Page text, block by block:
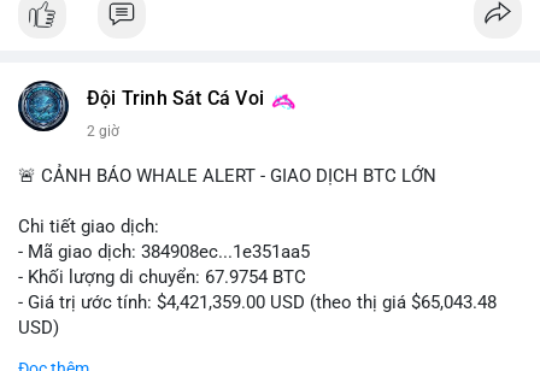
📰 Nguồn: Cointelegraph
Đội Trinh Sát Cá Voi
2 giờ
🚨 CẢNH BÁO WHALE ALERT - GIAO DỊCH BTC LỚN
Chi tiết giao dịch:
- Mã giao dịch: 384908ec...1e351aa5
- Khối lượng di chuyển: 67.9754 BTC
- Giá trị ước tính: $4,421,359.00 USD (theo thị giá $65,043.48
USD)